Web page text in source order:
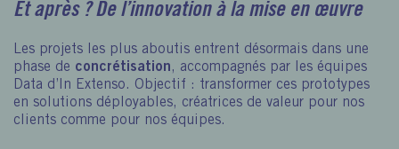
Et après ? De l’innovation à la mise en œuvre
Les projets les plus aboutis entrent désormais dans une
phase de concrétisation, accompagnés par les équipes
Data d’In Extenso. Objectif : transformer ces prototypes
en solutions déployables, créatrices de valeur pour nos
clients comme pour nos équipes.